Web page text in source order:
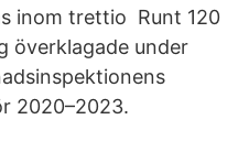
inom trettio Runt 120
överklagade under
2020–2023.